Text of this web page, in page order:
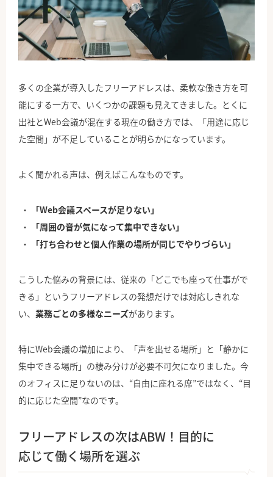
多くの企業が導入したフリーアドレスは、柔軟な働き方を可
能にする一方で、いくつかの課題も見えてきました。とくに
出社とWeb会議が混在する現在の働き方では、「用途に応じ
た空間」が不足していることが明らかになっています。
よく聞かれる声は、例えばこんなものです。
「Web会議スペースが足りない」
「周囲の音が気になって集中できない」
「打ち合わせと個人作業の場所が同じでやりづらい」
こうした悩みの背景には、従来の「どこでも座って仕事がで
きる」というフリーアドレスの発想だけでは対応しきれな
い、 業務ごとの多様なニーズがあります。
特にWeb会議の増加により、「声を出せる場所」と「静かに
集中できる場所」の棲み分けが必要不可欠になりました。今
のオフィスに足りないのは、“自由に座れる席”ではなく、“目
的に応じた空間”なのです。
フリーアドレスの次はABW！目的に
応じて働く場所を選ぶ